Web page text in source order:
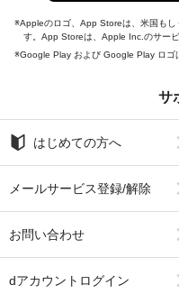
Appleのロゴ、App Storeは、米国も
す。App Storeは、Apple Inc.のサービ
Google Play および Google Play ロゴ
サ
はじめての方へ
メールサービス登録/解除
お問い合わせ
dアカウントログイン